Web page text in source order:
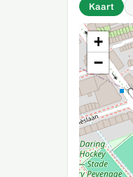
Kaart
+
−